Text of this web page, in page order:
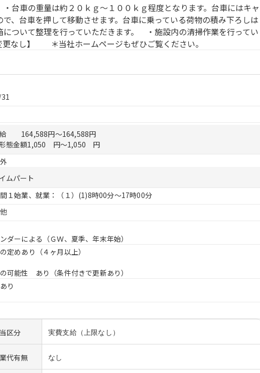
台車の重量は約２０ｋｇ〜１００ｋｇ程度となります。台車にはキャ
、台車を押して移動させます。台車に乗っている荷物の積み下ろしは
ついて整理を行っていただきます。 ・施設内の清掃作業を行ってい
なし】 ＊当社ホームページもぜひご覧ください。
164,588円〜164,588円
態金額1,050 円〜1,050 円
ムパート
１始業、就業：（１） (1)8時00分〜17時00分
ダーによる（ＧＷ、夏季、年末年始）
定めあり（４ヶ月以上）
可能性 あり（条件付きで更新あり）
り
区分 実費支給（上限なし）
代有無 なし